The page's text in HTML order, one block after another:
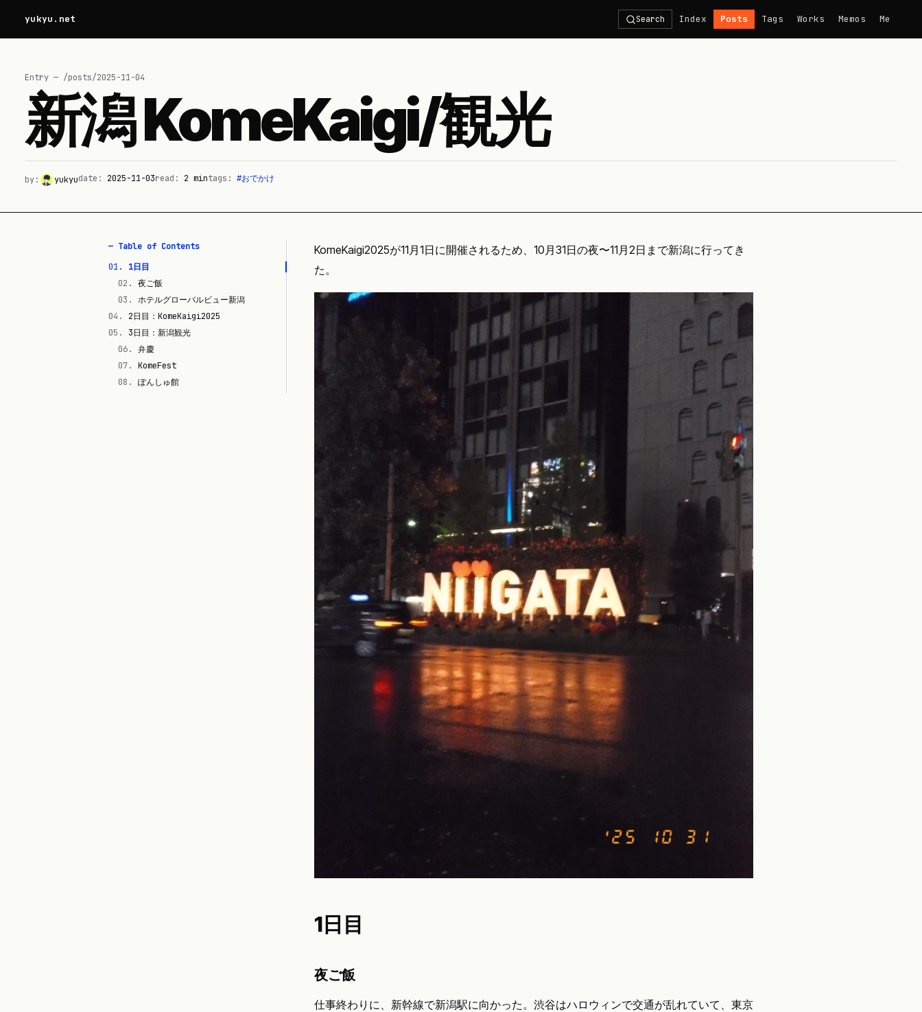
yukyu.net Search Index Posts Tags Works Memos Me
Entry — /posts/2025-11-04
新潟 KomeKaigi/観光
by: yukyudate: 2025-11-03read: 2 mintags: #おでかけ
— Table of Contents
01 .
1日目
02 .
夜ご飯
03 .
ホテルグローバルビュー新潟
04 .
2日目：KomeKaigi2025
05 .
3日目：新潟観光
06.
弁慶
07.
KomeFest
08 . ぽんしゅ館
KomeKaigi2025が11月1日に開催されるため、10月31日の夜〜11月2日まで新潟に行ってき
た。
1日目
夜ご飯
仕事終わりに、新幹線で新潟駅に向かった。渋谷はハロウィンで交通が乱れていて、東京